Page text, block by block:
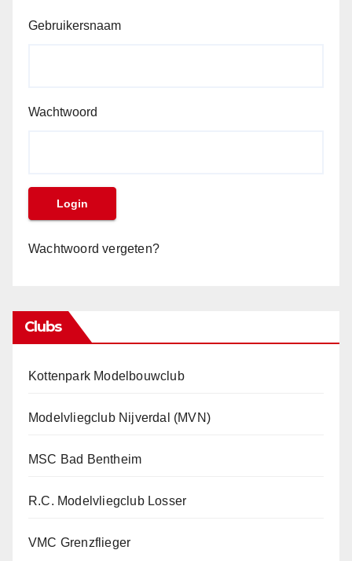
Gebruikersnaam
Wachtwoord
Wachtwoord vergeten?
Clubs
Kottenpark Modelbouwclub
Modelvliegclub Nijverdal (MVN)
MSC Bad Bentheim
R.C. Modelvliegclub Losser
VMC Grenzflieger